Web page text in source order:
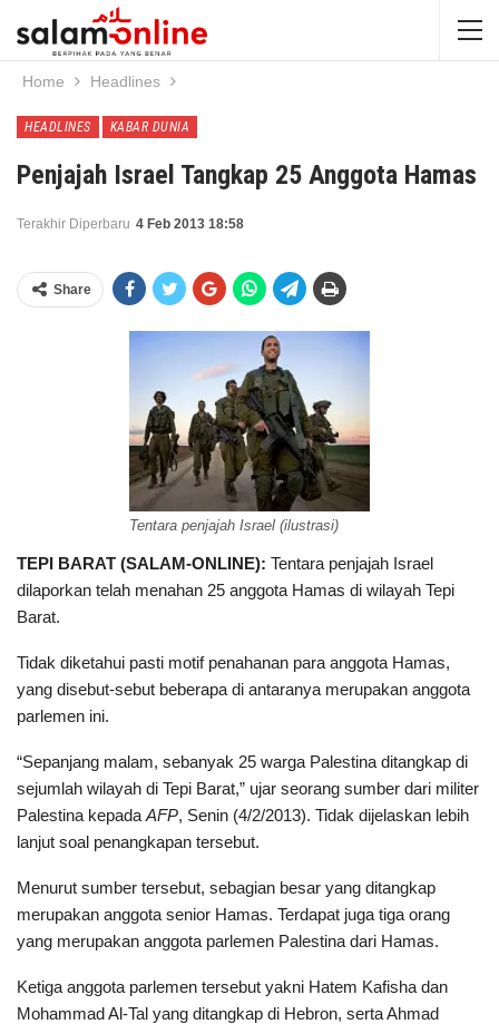
Home Headlines
HEADLINES KABAR DUNIA
Penjajah Israel Tangkap 25 Anggota Hamas
Terakhir Diperbaru 4 Feb 2013 18:58
Share
Tentara penjajah Israel (ilustrasi)
TEPI BARAT (SALAM-ONLINE): Tentara penjajah Israel
dilaporkan telah menahan 25 anggota Hamas di wilayah Tepi
Barat.
Tidak diketahui pasti motif penahanan para anggota Hamas,
yang disebut-sebut beberapa di antaranya merupakan anggota
parlemen ini.
“Sepanjang malam, sebanyak 25 warga Palestina ditangkap di
sejumlah wilayah di Tepi Barat,” ujar seorang sumber dari militer
Palestina kepada AFP, Senin (4/2/2013). Tidak dijelaskan lebih
lanjut soal penangkapan tersebut.
Menurut sumber tersebut, sebagian besar yang ditangkap
merupakan anggota senior Hamas. Terdapat juga tiga orang
yang merupakan anggota parlemen Palestina dari Hamas.
Ketiga anggota parlemen tersebut yakni Hatem Kafisha dan
Mohammad Al-Tal yang ditangkap di Hebron, serta Ahmad